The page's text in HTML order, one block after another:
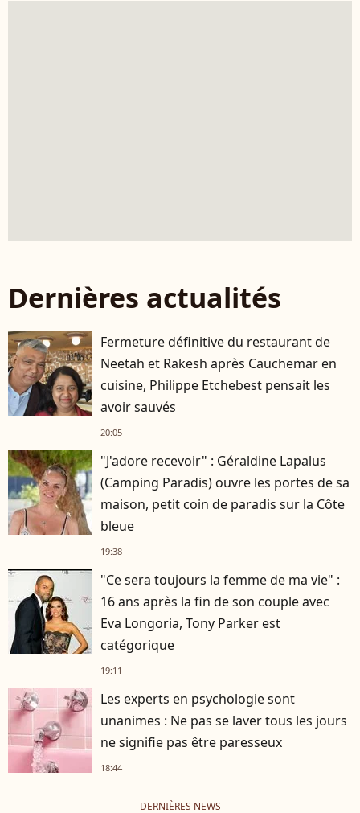
Dernières actualités
Fermeture définitive du restaurant de
Neetah et Rakesh après Cauchemar en
cuisine, Philippe Etchebest pensait les
avoir sauvés
20:05
"J'adore recevoir" : Géraldine Lapalus
(Camping Paradis) ouvre les portes de sa
maison, petit coin de paradis sur la Côte
bleue
19:38
"Ce sera toujours la femme de ma vie" :
16 ans après la fin de son couple avec
Eva Longoria, Tony Parker est
catégorique
19:11
Les experts en psychologie sont
unanimes : Ne pas se laver tous les jours
ne signifie pas être paresseux
18:44
DERNIÈRES NEWS